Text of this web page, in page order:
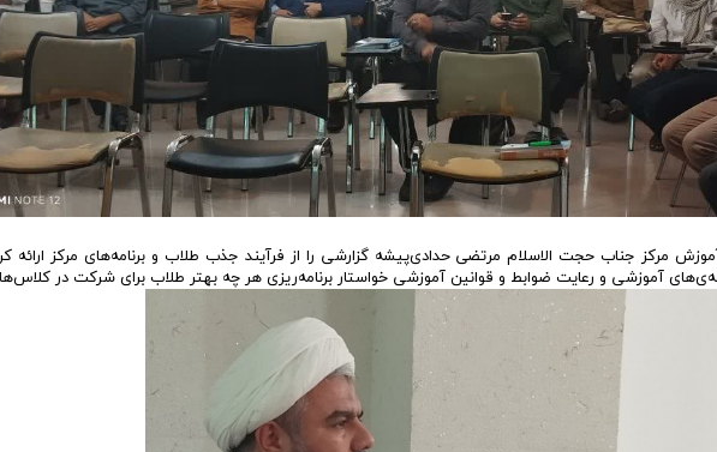
مرکز جناب حجت الاسلام مرتضی حدادی‌پیشه گزارشی را از فرآیند جذب طلاب و برنامه‌های مرکز ارائه
آموزشی و رعایت ضوابط و قوانین آموزشی خواستار برنامه‌ریزی هر چه بهتر طلاب برای شرکت در